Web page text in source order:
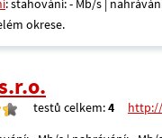
: stahování: - Mb/s |
okrese.
testů celkem:4